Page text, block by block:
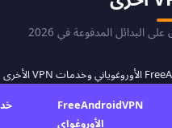
FreeAndroidVPN
الأوروغواي